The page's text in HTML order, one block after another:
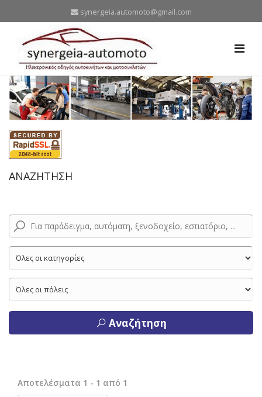
synergeia.automoto@gmail.com
ΑΝΑΖΗΤΗΣΗ
Αναζήτηση
Αποτελέσματα 1 - 1 από 1